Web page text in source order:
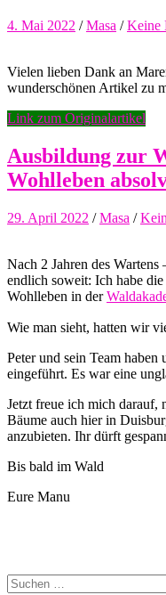
4. Mai 2022 /Masa /Keine
Vielen lieben Dank an
wunderschönen Artikel zu
Link zum Originalartikel
Ausbildung zur
Wohlleben
29. April 2022 /Masa /
Nach 2 Jahren des
endlich soweit: Ich habe
Wohlleben in der
Wie man sieht, hatten wir
Peter und sein Team haben
eingeführt. Es war eine
Jetzt freue ich mich darauf,
Bäume auch hier in
anzubieten. Ihr dürft
Bis bald im Wald
Eure Manu
Suchen